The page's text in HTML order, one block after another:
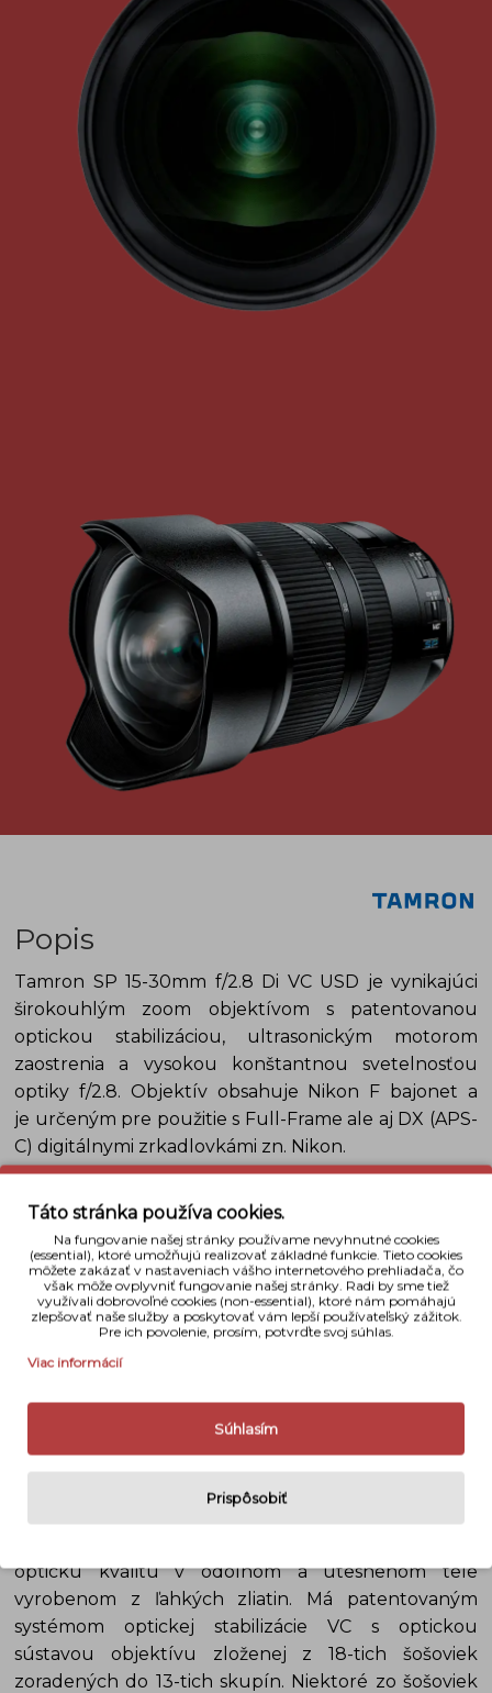
Popis
Tamron SP 15-30mm f/2.8 Di VC USD je vynikajúci
širokouhlým zoom objektívom s patentovanou
optickou stabilizáciou, ultrasonickým motorom
zaostrenia a vysokou konštantnou svetelnosťou
optiky f/2.8. Objektív obsahuje Nikon F bajonet a
je určeným pre použitie s Full-Frame ale aj DX (APS-
C) digitálnymi zrkadlovkámi zn. Nikon.
optickú kvalitu v odolnom a utesnenom tele
vyrobenom z ľahkých zliatin. Má patentovaným
systémom optickej stabilizácie VC s optickou
sústavou objektívu zloženej z 18-tich šošoviek
zoradených do 13-tich skupín. Niektoré zo šošoviek
Táto stránka používa cookies.
Na fungovanie našej stránky používame nevyhnutné cookies
(essential), ktoré umožňujú realizovať základné funkcie. Tieto cookies
môžete zakázať v nastaveniach vášho internetového prehliadača, čo
však môže ovplyvniť fungovanie našej stránky. Radi by sme tiež
využívali dobrovoľné cookies (non-essential), ktoré nám pomáhajú
zlepšovať naše služby a poskytovať vám lepší používateľský zážitok.
Pre ich povolenie, prosím, potvrďte svoj súhlas.
Viac informácií
Súhlasím
Prispôsobiť